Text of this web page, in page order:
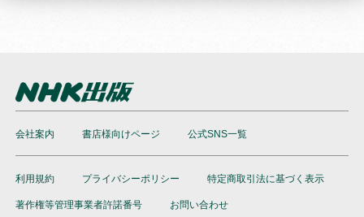
会社案内 書店様向けページ 公式SNS一覧
利用規約 プライバシーポリシー 特定商取引法に基づく表示
著作権等管理事業者許諾番号 お問い合わせ